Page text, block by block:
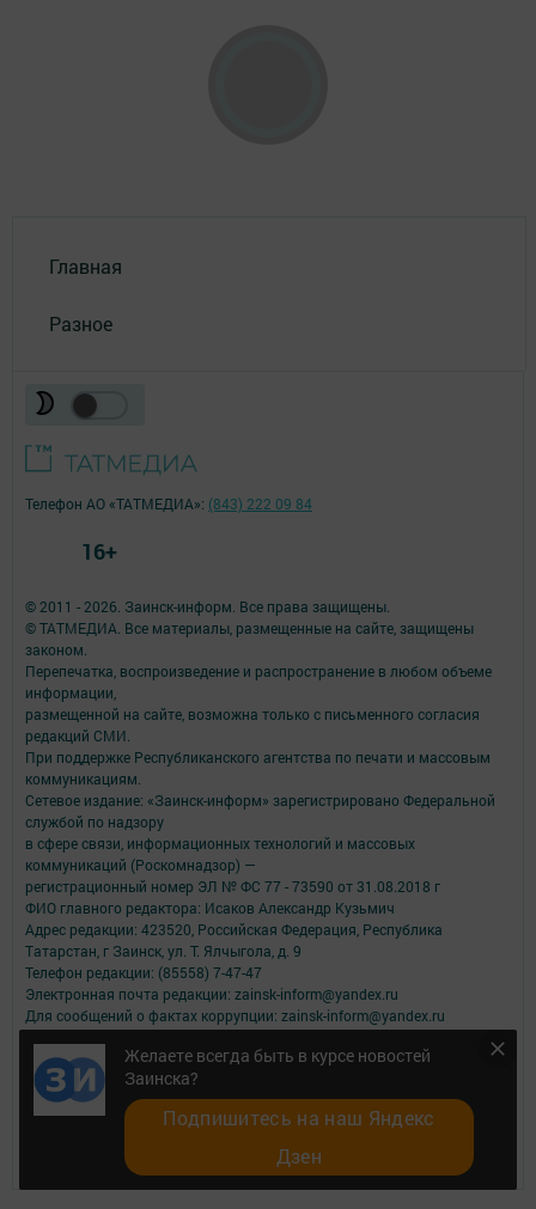
Главная
Разное
Желаете всегда быть в курсе новостей
Заинска?
Подпишитесь на наш Яндекс
Дзен
© 2011 - 2026. Заинск-информ. Все права защищены.
© ТАТМЕДИА. Все материалы, размещенные на сайте, защищены
законом.
Перепечатка, воспроизведение и распространение в любом объеме
информации,
размещенной на сайте, возможна только с письменного согласия
редакций СМИ.
При поддержке Республиканского агентства по печати и массовым
коммуникациям.
Сетевое издание: «Заинск-информ» зарегистрировано Федеральной
службой по надзору
в сфере связи, информационных технологий и массовых
коммуникаций (Роскомнадзор) —
регистрационный номер ЭЛ № ФС 77 - 73590 от 31.08.2018 г
ФИО главного редактора: Исаков Александр Кузьмич
Адрес редакции: 423520, Российская Федерация, Республика
Татарстан, г Заинск, ул. Т. Ялчыгола, д. 9
Телефон редакции: (85558) 7-47-47
Электронная почта редакции: zainsk-inform@yandex.ru
Для сообщений о фактах коррупции: zainsk-inform@yandex.ru
Антикоррупционная политика
АО «ТАТМЕДИА» использует «cookie»для персонализации сервисов и
удобства пользователей сайтом.
Политика конфиденциальности
Телефон АО «ТАТМЕДИА»: (843) 222 09 84
16+